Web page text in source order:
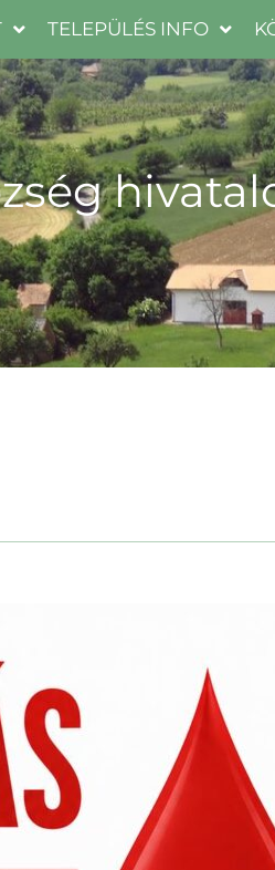
TELEPÜLÉS INFO